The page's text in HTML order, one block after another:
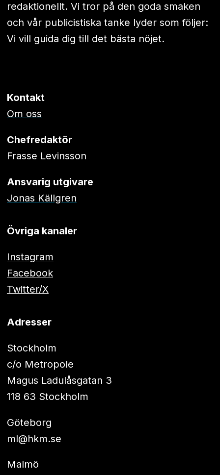
redaktionellt. Vi tror på den goda smaken
och vår publicistiska tanke lyder som följer:
Vi vill guida dig till det bästa nöjet.
Kontakt
Om oss
Chefredaktör
Frasse Levinsson
Ansvarig utgivare
Jonas Källgren
Övriga kanaler
Instagram
Facebook
Twitter/X
Adresser
Stockholm
c/o Metropole
Magus Ladulåsgatan 3
118 63 Stockholm
Göteborg
ml@hkm.se
Malmö